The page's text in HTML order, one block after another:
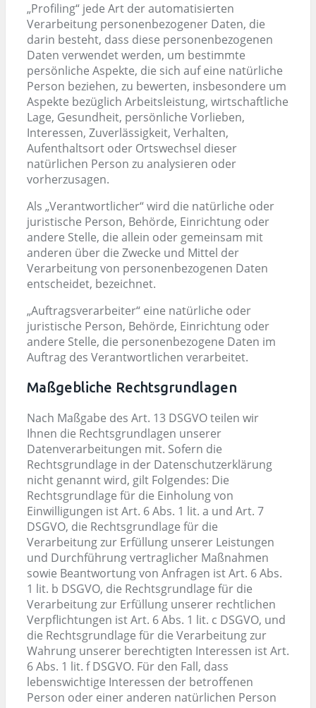
„Profiling“ jede Art der automatisierten
Verarbeitung personenbezogener Daten, die
darin besteht, dass diese personenbezogenen
Daten verwendet werden, um bestimmte
persönliche Aspekte, die sich auf eine natürliche
Person beziehen, zu bewerten, insbesondere um
Aspekte bezüglich Arbeitsleistung, wirtschaftliche
Lage, Gesundheit, persönliche Vorlieben,
Interessen, Zuverlässigkeit, Verhalten,
Aufenthaltsort oder Ortswechsel dieser
natürlichen Person zu analysieren oder
vorherzusagen.
Als „Verantwortlicher“ wird die natürliche oder
juristische Person, Behörde, Einrichtung oder
andere Stelle, die allein oder gemeinsam mit
anderen über die Zwecke und Mittel der
Verarbeitung von personenbezogenen Daten
entscheidet, bezeichnet.
„Auftragsverarbeiter“ eine natürliche oder
juristische Person, Behörde, Einrichtung oder
andere Stelle, die personenbezogene Daten im
Auftrag des Verantwortlichen verarbeitet.
Maßgebliche Rechtsgrundlagen
Nach Maßgabe des Art. 13 DSGVO teilen wir
Ihnen die Rechtsgrundlagen unserer
Datenverarbeitungen mit. Sofern die
Rechtsgrundlage in der Datenschutzerklärung
nicht genannt wird, gilt Folgendes: Die
Rechtsgrundlage für die Einholung von
Einwilligungen ist Art. 6 Abs. 1 lit. a und Art. 7
DSGVO, die Rechtsgrundlage für die
Verarbeitung zur Erfüllung unserer Leistungen
und Durchführung vertraglicher Maßnahmen
sowie Beantwortung von Anfragen ist Art. 6 Abs.
1 lit. b DSGVO, die Rechtsgrundlage für die
Verarbeitung zur Erfüllung unserer rechtlichen
Verpflichtungen ist Art. 6 Abs. 1 lit. c DSGVO, und
die Rechtsgrundlage für die Verarbeitung zur
Wahrung unserer berechtigten Interessen ist Art.
6 Abs. 1 lit. f DSGVO. Für den Fall, dass
lebenswichtige Interessen der betroffenen
Person oder einer anderen natürlichen Person